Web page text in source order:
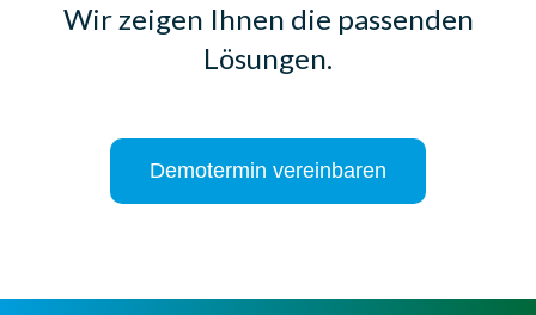
Wir zeigen Ihnen die passenden
Lösungen.
Demotermin vereinbaren